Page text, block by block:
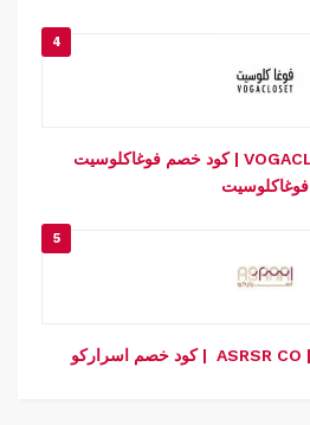
4
كود خصم فوغاكلوسيت | VOGACLOSET | كوبون خصم
فوغاكلوسيت
5